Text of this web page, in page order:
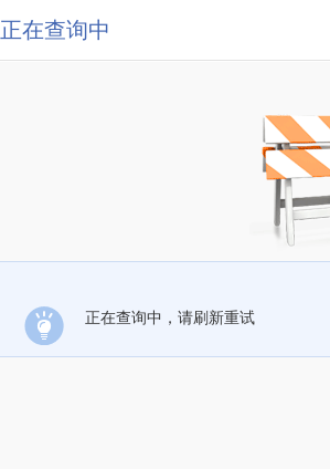
正在查询中
正在查询中，请刷新重试